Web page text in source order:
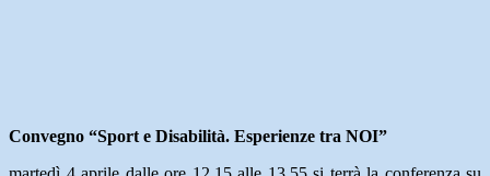
Convegno “Sport e Disabilità. Esperienze tra NOI”